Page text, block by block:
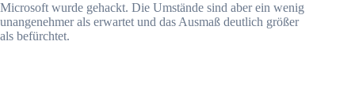
Microsoft wurde gehackt. Die Umstände sind aber ein wenig
unangenehmer als erwartet und das Ausmaß deutlich größer
als befürchtet.